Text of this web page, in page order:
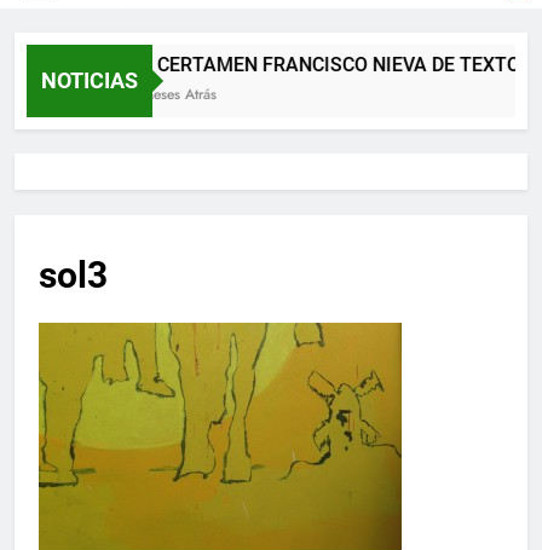
NOTICIAS
XII CERTAMEN FRANCISCO NIEVA DE TEXTOS
2 Meses Atrás
sol3